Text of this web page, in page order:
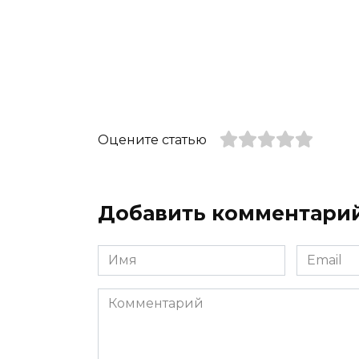
Оцените статью
Добавить
Имя
*
Email
*
Комментарий